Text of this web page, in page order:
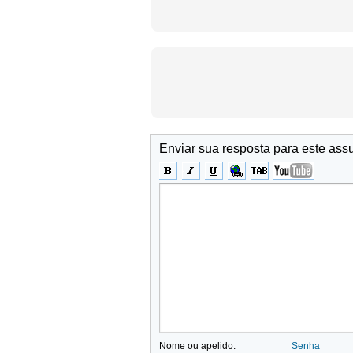
Enviar sua resposta para este
Nome ou apelido: Senha